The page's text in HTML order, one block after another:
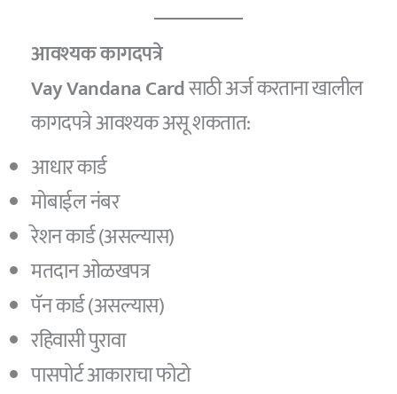
आवश्यक कागदपत्रे
Vay Vandana Cardसाठी अर्ज करताना खालील
कागदपत्रे आवश्यक असू शकतात:
आधार कार्ड
मोबाईल नंबर
रेशन कार्ड (असल्यास)
मतदान ओळखपत्र
पॅन कार्ड (असल्यास)
रहिवासी पुरावा
पासपोर्ट आकाराचा फोटो